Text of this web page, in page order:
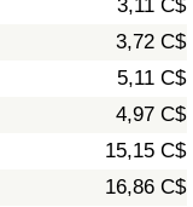
3,11 C$
3,72 C$
5,11 C$
4,97 C$
15,15 C$
16,86 C$